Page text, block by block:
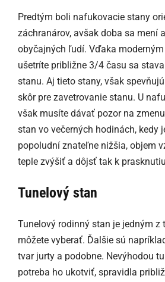
Predtým boli nafukovacie stany
záchranárov, avšak doba sa mení
obyčajných ľudí. Vďaka
ušetríte približne 3/4 času sa
stanu. Aj tieto stany, však
skôr pre zavetrovanie stanu. U
však musíte dávať pozor na
stan vo večerných hodinách, kedy
popoludní znateľne nižšia, objem
teple zvýšiť a dôjsť tak k
Tunelový stan
Tunelový rodinný stan je jedným z
môžete vyberať. Ďalšie sú
tvar jurty a podobne. Nevýhodou
potreba ho ukotviť, spravidla